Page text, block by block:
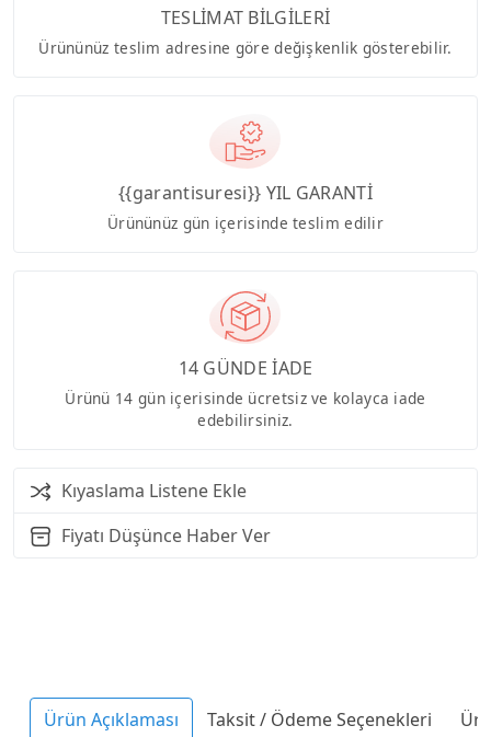
TESLİMAT BİLGİLERİ
Ürününüz teslim adresine göre değişkenlik gösterebilir.
{{garantisuresi}} YIL GARANTİ
Ürününüz gün içerisinde teslim edilir
14 GÜNDE İADE
Ürünü 14 gün içerisinde ücretsiz ve kolayca iade
edebilirsiniz.
Kıyaslama Listene Ekle
Fiyatı Düşünce Haber Ver
Ürün Açıklaması Taksit / Ödeme Seçenekleri